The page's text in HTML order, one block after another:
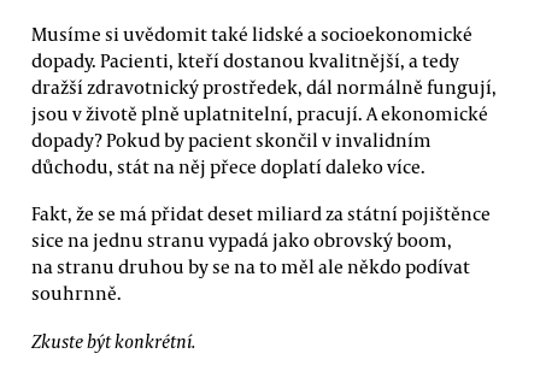
Musíme si uvědomit také lidské a socioekonomické
dopady. Pacienti, kteří dostanou kvalitnější, a tedy
dražší zdravotnický prostředek, dál normálně fungují,
jsou v životě plně uplatnitelní, pracují. A ekonomické
dopady? Pokud by pacient skončil v invalidním
důchodu, stát na něj přece doplatí daleko více.
Fakt, že se má přidat deset miliard za státní pojištěnce
sice na jednu stranu vypadá jako obrovský boom,
na stranu druhou by se na to měl ale někdo podívat
souhrnně.
Zkuste být konkrétní.